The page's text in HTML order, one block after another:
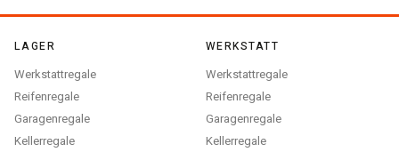
LAGER
Werkstattregale
Reifenregale
Garagenregale
Kellerregale
WERKSTATT
Werkstattregale
Reifenregale
Garagenregale
Kellerregale